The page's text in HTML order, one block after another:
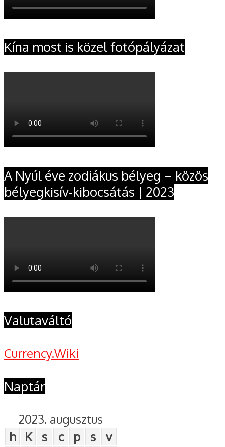
Kína most is közel fotópályázat
A Nyúl éve zodiákus bélyeg – közös
bélyegkisív-kibocsátás | 2023
Valutaváltó
Currency.Wiki
Naptár
2023. augusztus
h
K s c p s
v